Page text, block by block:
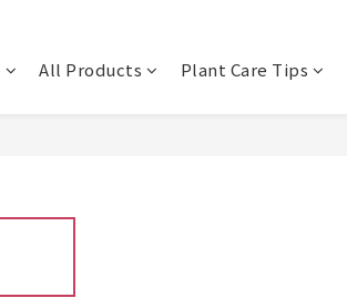
All Products Plant Care Tips